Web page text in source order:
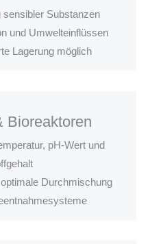
sensibler Substanzen
und Umwelteinflüssen
Lagerung möglich
Bioreaktoren
pH-Wert und
optimale Durchmischung